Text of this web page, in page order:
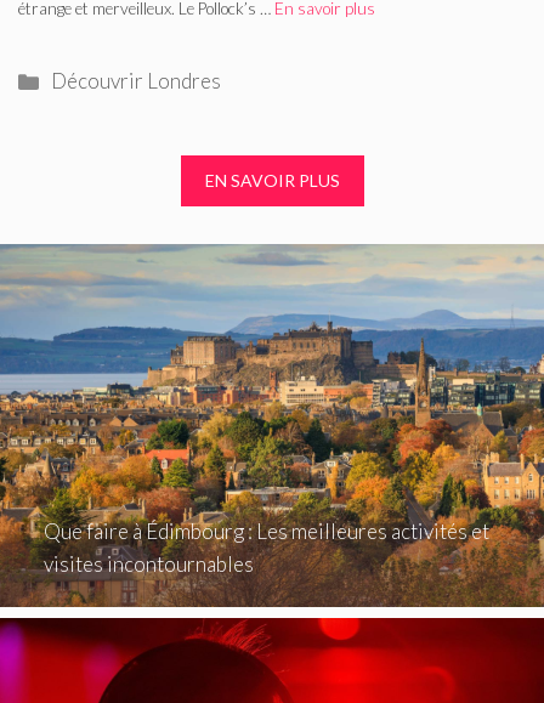
étrange et merveilleux. Le Pollock’s … En savoir plus
Catégories
Découvrir Londres
EN SAVOIR PLUS
Que faire à Édimbourg : Les meilleures activités et
visites incontournables